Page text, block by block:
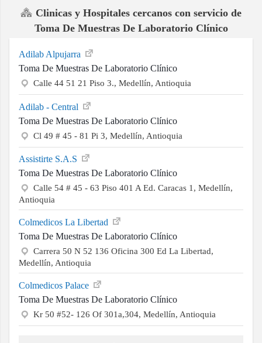
Clinicas y Hospitales cercanos con servicio de
Toma De Muestras De Laboratorio Clínico
Adilab Alpujarra
Toma De Muestras De Laboratorio Clínico
Calle 44 51 21 Piso 3., Medellín, Antioquia
Adilab - Central
Toma De Muestras De Laboratorio Clínico
Cl 49 # 45 - 81 Pi 3, Medellín, Antioquia
Assistirte S.A.S
Toma De Muestras De Laboratorio Clínico
Calle 54 # 45 - 63 Piso 401 A Ed. Caracas 1, Medellín,
Antioquia
Colmedicos La Libertad
Toma De Muestras De Laboratorio Clínico
Carrera 50 N 52 136 Oficina 300 Ed La Libertad,
Medellín, Antioquia
Colmedicos Palace
Toma De Muestras De Laboratorio Clínico
Kr 50 #52- 126 Of 301a,304, Medellín, Antioquia